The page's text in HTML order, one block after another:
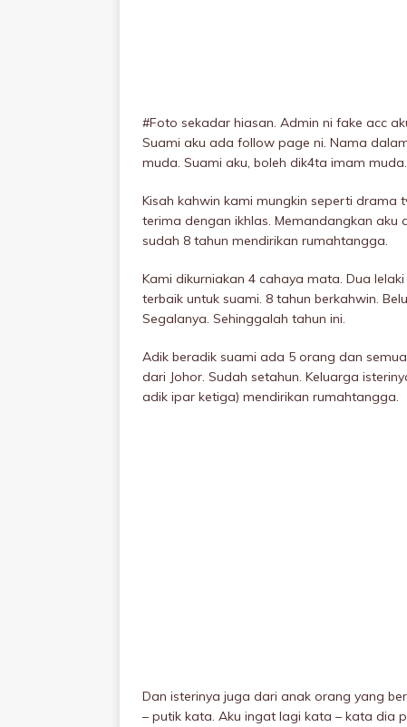
#Foto sekadar hiasan. Admin ni fake acc
Suami aku ada follow page ni. Nama
muda. Suami aku, boleh dik4ta imam muda.
Kisah kahwin kami mungkin seperti drama
terima dengan ikhlas. Memandangkan aku
sudah 8 tahun mendirikan rumahtangga.
Kami dikurniakan 4 cahaya mata. Dua
terbaik untuk suami. 8 tahun berkahwin.
Segalanya. Sehinggalah tahun ini.
Adik beradik suami ada 5 orang dan
dari Johor. Sudah setahun. Keluarga
adik ipar ketiga) mendirikan rumahtangga.
Dan isterinya juga dari anak orang yang
– putik kata. Aku ingat lagi kata – kata dia